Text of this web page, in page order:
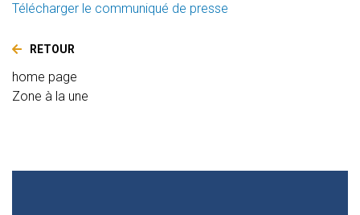
Télécharger le communiqué de presse
RETOUR
home page
Zone à la une